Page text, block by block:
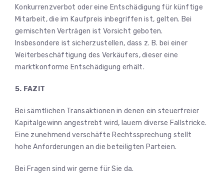
Konkurrenzverbot oder eine Entschädigung für künftige
Mitarbeit, die im Kaufpreis inbegriffen ist, gelten. Bei
gemischten Verträgen ist Vorsicht geboten.
Insbesondere ist sicherzustellen, dass z. B. bei einer
Weiterbeschäftigung des Verkäufers, dieser eine
marktkonforme Entschädigung erhält.
5. FAZIT
Bei sämtlichen Transaktionen in denen ein steuerfreier
Kapitalgewinn angestrebt wird, lauern diverse Fallstricke.
Eine zunehmend verschäfte Rechtssprechung stellt
hohe Anforderungen an die beteiligten Parteien.
Bei Fragen sind wir gerne für Sie da.